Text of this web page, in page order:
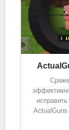
ActualGuns